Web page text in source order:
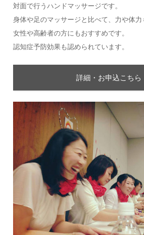
対面で行うハンドマッサージです。
身体や足のマッサージと比べて、力や体
女性や高齢者の方にもおすすめです。
認知症予防効果も認められています。
詳細・お申込こちら